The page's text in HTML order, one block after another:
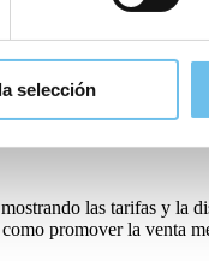
selecciónlas tarifas
habitación en
las tarifas y la
promover la venta